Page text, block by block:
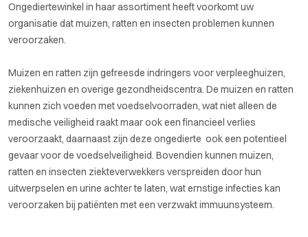
Ongediertewinkel in haar assortiment heeft voorkomt uw
organisatie dat muizen, ratten en insecten problemen kunnen
veroorzaken.
Muizen en ratten zijn gefreesde indringers voor verpleeghuizen,
ziekenhuizen en overige gezondheidscentra. De muizen en ratten
kunnen zich voeden met voedselvoorraden, wat niet alleen de
medische veiligheid raakt maar ook een financieel verlies
veroorzaakt, daarnaast zijn deze ongedierte ook een potentieel
gevaar voor de voedselveiligheid. Bovendien kunnen muizen,
ratten en insecten ziekteverwekkers verspreiden door hun
uitwerpselen en urine achter te laten, wat ernstige infecties kan
veroorzaken bij patiënten met een verzwakt immuunsysteem.